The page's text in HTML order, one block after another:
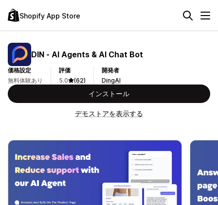
Shopify App Store
DIN ‑ AI Agents & AI Chat Bot
価格設定
無料体験あり
評価
5.0
(62)
開発者
DingAI
インストール
デモストアを表示する